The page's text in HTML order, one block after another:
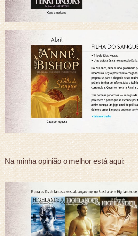
Na minha opinião o melhor está aqui: